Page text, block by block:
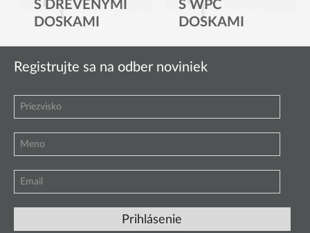
S DREVENÝMI
DOSKAMI
S WPC
DOSKAMI
Registrujte sa na odber noviniek